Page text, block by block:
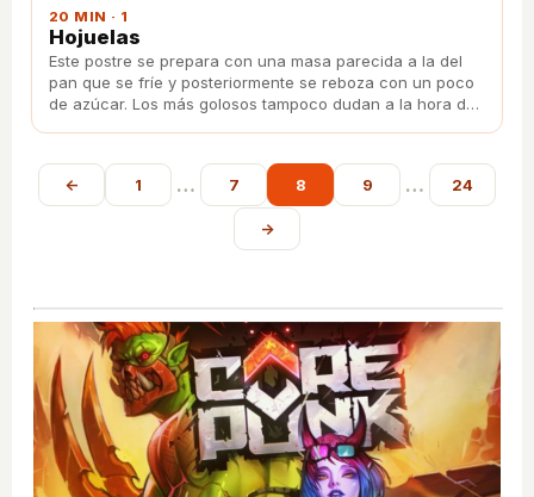
20 MIN · 1
Hojuelas
Este postre se prepara con una masa parecida a la del
pan que se fríe y posteriormente se reboza con un poco
de azúcar. Los más golosos tampoco dudan a la hora de
← 1 … 7 8 9 … 24
→